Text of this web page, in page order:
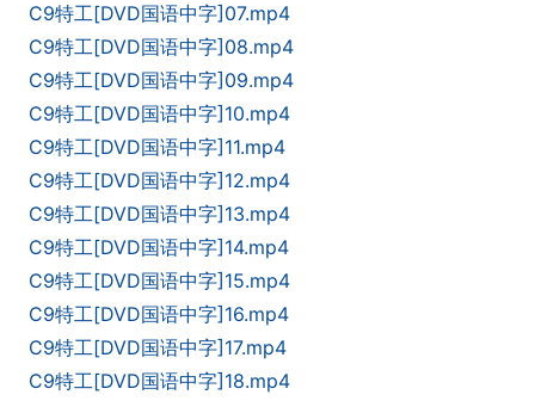
C9特工[DVD国语中字]07.mp4
C9特工[DVD国语中字]08.mp4
C9特工[DVD国语中字]09.mp4
C9特工[DVD国语中字]10.mp4
C9特工[DVD国语中字]11.mp4
C9特工[DVD国语中字]12.mp4
C9特工[DVD国语中字]13.mp4
C9特工[DVD国语中字]14.mp4
C9特工[DVD国语中字]15.mp4
C9特工[DVD国语中字]16.mp4
C9特工[DVD国语中字]17.mp4
C9特工[DVD国语中字]18.mp4